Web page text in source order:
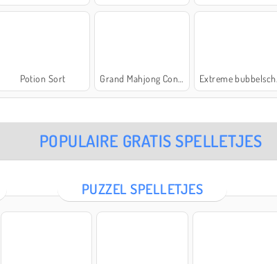
Potion Sort
POPULAIRE GRATIS SPELLETJES
PUZZEL SPELLETJES